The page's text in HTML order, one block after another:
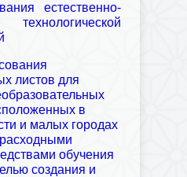
естественно-
листов для
в
и малых городах
обучения
создания и